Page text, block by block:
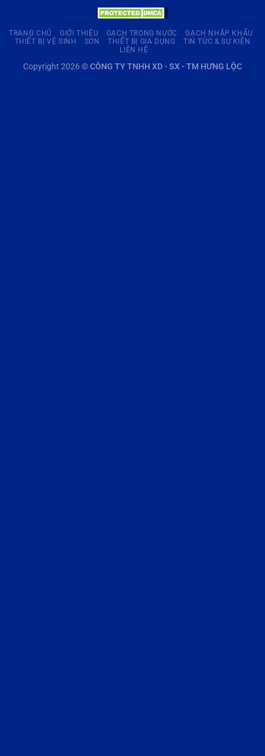
TRANG CHỦ GIỚI THIỆU GẠCH TRONG NƯỚC
GẠCH NHẬP KHẨU
THIẾT BỊ VỆ SINH
SƠN THIẾT BỊ GIA DỤNG
TIN TỨC & SỰ KIỆN
LIÊN HỆ
Copyright 2026 ©CÔNG TY TNHH XD - SX - TM HƯNG LỘC